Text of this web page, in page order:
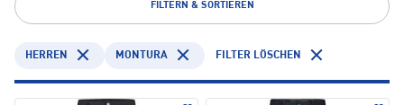
FILTERN & SORTIEREN
HERREN MONTURA FILTER LÖSCHEN